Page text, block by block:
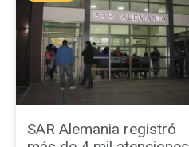
SAR Alemania registró